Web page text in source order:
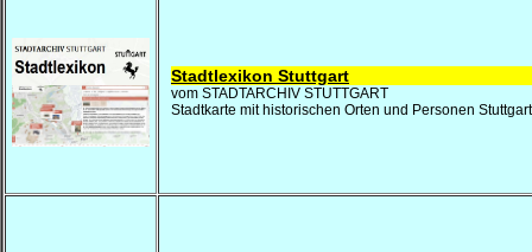
Stadtlexikon Stuttgart
vom STADTARCHIV STUTTGART
Stadtkarte mit historischen Orten und Personen